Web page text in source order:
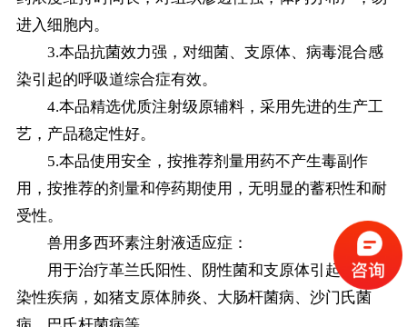
进入细胞内。
3.本品抗菌效力强，对细菌、支原体、病毒混合感
染引起的呼吸道综合症有效。
4.本品精选优质注射级原辅料，采用先进的生产工
艺，产品稳定性好。
5.本品使用安全，按推荐剂量用药不产生毒副作
用，按推荐的剂量和停药期使用，无明显的蓄积性和耐
受性。
兽用多西环素注射液适应症：
用于治疗革兰氏阳性、阴性菌和支原体引起的猪感
染性疾病，如猪支原体肺炎、大肠杆菌病、沙门氏菌